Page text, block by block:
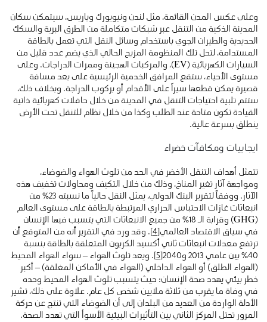
وعلى عكس المدن القائمة، مثل لندن ونيويورك وباريس، سيتمكن سكان
المدينة الذكية من التنقل عبر شبكات متكاملة من الطرق البرية والسكك
الحديدية والطيران الجوي باستخدام وسائل النقل التي تعمل بالطاقة
المستدامة، لتحل تلك المنظومة المزيج الحالي الذي يضم عدد قليل من
السيارات الكهربائية (EV)، والمركبات الهجينة وممرات الدراجات. وعلى
مستوى الأحياء، ستقع المرافق الخدمية الرئيسية على بعد مسافة
قصيرة يمكن قطعها سيراً على الأقدام أو بركوب الدراجة. وبخلاف ذلك،
ستتم تلبية احتياجات التنقل في المدينة من خلال حافلات كهربائية ذاتية
القيادة تكون متاحة عند الطلب وكذا من خلال نظام للتنقل تحت الأرض
ينطلق بسرعة عالية.
ايجابيات ومكافآت خضراء
تتمثل أهداف التنقل الأخضر في الحد من تلوث الهواء والضوضاء،
ومواجهة آثار تغير المناخ، وذلك من خلال التكيف ومحاولات تخفيف هذه
الآثار. ووفقاً لتقرير البنك الدولي، يمثل النقل حالياً ما نسبته 23٪ من
انبعاثات غازات الاحتباس الحراري المرتبطة بالطاقة على مستوى العالم
(GHG) وقرابة الـ 18٪ من جميع الانبعاثات التي يتسبب فيها الإنسان
في سياق الاقتصاد العالمي[4] . وقد ورد في التقرير أنه من المتوقع أن
ترتفع معدلات انبعاثات ثاني أكسيد الكربون المتعلقة بالطاقة بنسبة
40٪ بين عامي 2013 و2040
[5] . ويعد تلوث الهواء – سواء الهواء المحيط
(الهواء الطلق) أو الهواء الداخلي (الهواء في الأماكن المغلقة) – أكبر
خطر بيئي يهدد صحة الإنسان: حيث يتسبب تلوث الهواء المحيط وحده
في وفاة ما يقرب من ثلاثة ملايين شخص كل عام. علاوة على ذلك، تشير
الأدلة الواردة من العديد من البلدان إلى أن الضوضاء التي تنتج عن حركة
المرور تحتل المركز الثاني بين التأثيرات البيئية الأسوأ التي تهدد الصحة.